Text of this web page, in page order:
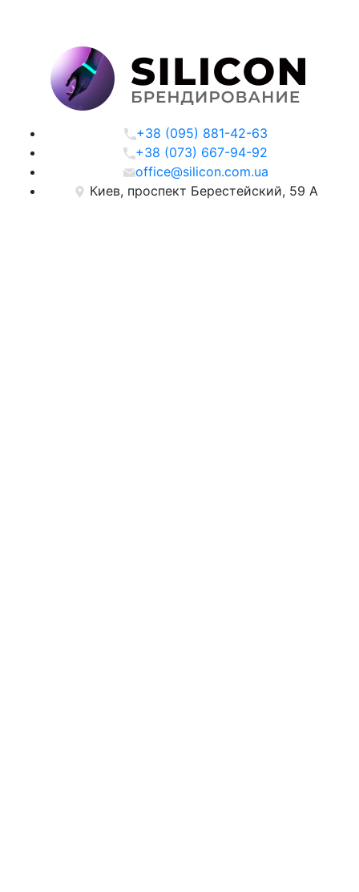
+38 (095) 881-42-63
+38 (073) 667-94-92
office@silicon.com.ua
Киев, проспект Берестейский, 59 А